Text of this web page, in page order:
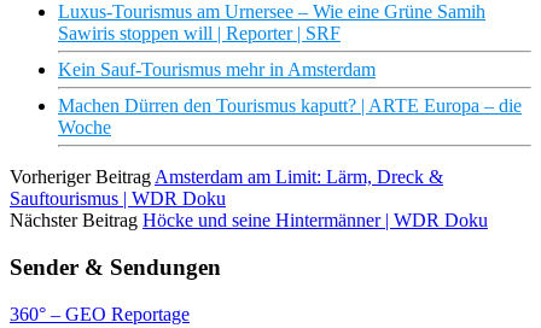
Luxus-Tourismus am Urnersee – Wie eine Grüne Samih
Sawiris stoppen will | Reporter | SRF
Kein Sauf-Tourismus mehr in Amsterdam
Machen Dürren den Tourismus kaputt? | ARTE Europa – die
Woche
Vorheriger Beitrag Amsterdam am Limit: Lärm, Dreck &
Sauftourismus | WDR Doku
Nächster Beitrag Höcke und seine Hintermänner | WDR Doku
Sender & Sendungen
360° – GEO Reportage